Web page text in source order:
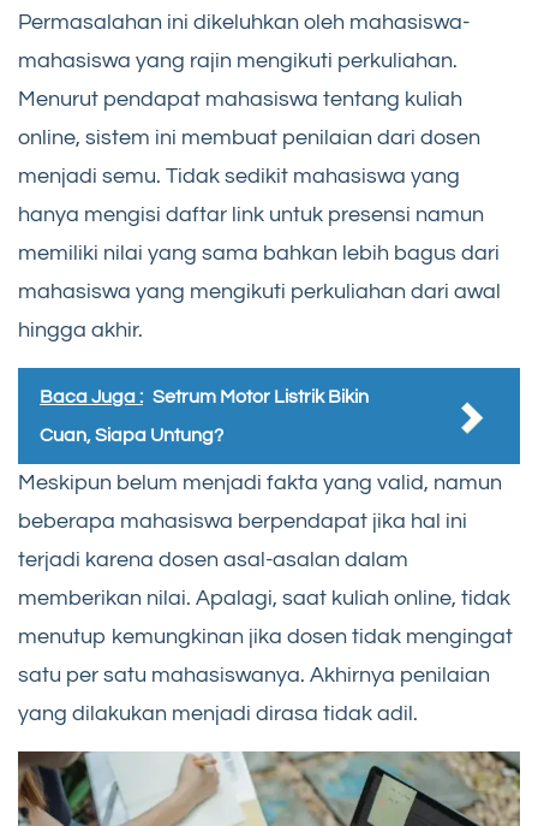
Permasalahan ini dikeluhkan oleh mahasiswa-
mahasiswa yang rajin mengikuti perkuliahan.
Menurut pendapat mahasiswa tentang kuliah
online, sistem ini membuat penilaian dari dosen
menjadi semu. Tidak sedikit mahasiswa yang
hanya mengisi daftar link untuk presensi namun
memiliki nilai yang sama bahkan lebih bagus dari
mahasiswa yang mengikuti perkuliahan dari awal
hingga akhir.
Baca Juga : Setrum Motor Listrik Bikin
Cuan, Siapa Untung?
Meskipun belum menjadi fakta yang valid, namun
beberapa mahasiswa berpendapat jika hal ini
terjadi karena dosen asal-asalan dalam
memberikan nilai. Apalagi, saat kuliah online, tidak
menutup kemungkinan jika dosen tidak mengingat
satu per satu mahasiswanya. Akhirnya penilaian
yang dilakukan menjadi dirasa tidak adil.